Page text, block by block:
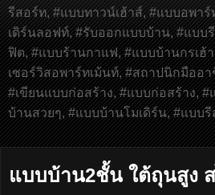
รีสอร์ท, #แบบทาวน์เฮ้าส์, #แบบอพา
เดิร์นลอฟท์, #รับออกแบบบ้าน, #แบบ
ฟิต, #แบบร้านกาแฟ, #แบบบ้านกรเฮ้
เซอร์วิสอพาร์ทเม้นท์, #สถาปนิกมืออ
#เขียนแบบก่อสร้าง, #แบบก่อสร้าง,
บ้านสวยๆ, #แบบบ้านโมเดิร์น, #แบบ
แบบบ้าน2ชั้น ใต้ถุนสูง